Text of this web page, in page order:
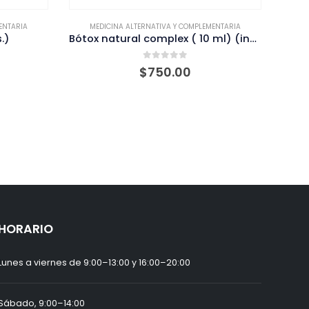
MEDICINA ALTERNATIVA Y COMPLEMENTARIA
Té de Hierbabuena (100 grs.)
0 out of 5
$35.00
a viernes de 9:00–13:00 y 16:00–20:00
9:00–14:00